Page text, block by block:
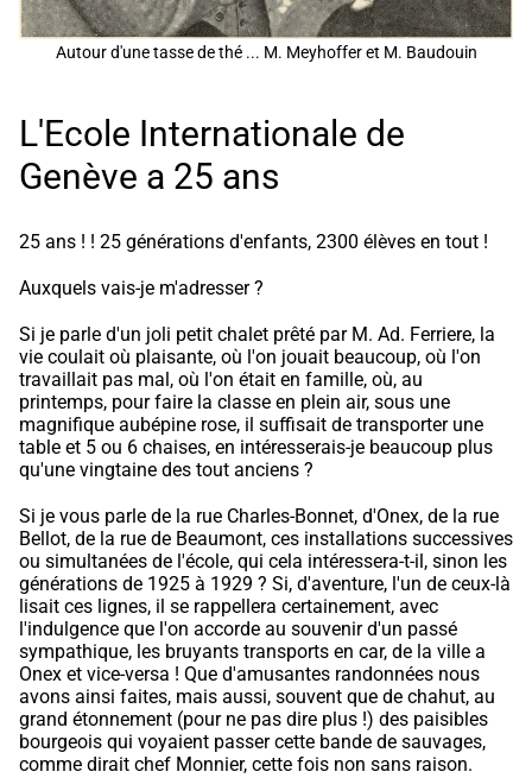
Autour d'une tasse de thé ... M. Meyhoffer et M. Baudouin
L'Ecole Internationale de
Genève a 25 ans
25 ans ! ! 25 générations d'enfants, 2300 élèves en tout !
Auxquels vais-je m'adresser ?
Si je parle d'un joli petit chalet prêté par M. Ad. Ferriere, la
vie coulait où plaisante, où l'on jouait beaucoup, où l'on
travaillait pas mal, où l'on était en famille, où, au
printemps, pour faire la classe en plein air, sous une
magnifique aubépine rose, il suffisait de transporter une
table et 5 ou 6 chaises, en intéresserais-je beaucoup plus
qu'une vingtaine des tout anciens ?
Si je vous parle de la rue Charles-Bonnet, d'Onex, de la rue
Bellot, de la rue de Beaumont, ces installations successives
ou simultanées de l'école, qui cela intéressera-t-il, sinon les
générations de 1925 à 1929 ? Si, d'aventure, l'un de ceux-là
lisait ces lignes, il se rappellera certainement, avec
l'indulgence que l'on accorde au souvenir d'un passé
sympathique, les bruyants transports en car, de la ville a
Onex et vice-versa ! Que d'amusantes randonnées nous
avons ainsi faites, mais aussi, souvent que de chahut, au
grand étonnement (pour ne pas dire plus !) des paisibles
bourgeois qui voyaient passer cette bande de sauvages,
comme dirait chef Monnier, cette fois non sans raison.